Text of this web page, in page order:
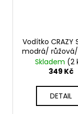
Vodítko CRAZY
modrá/
Skladem (2
349 Kč
DETAIL